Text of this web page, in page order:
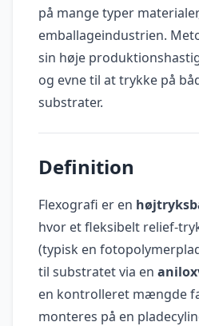
på mange typer
emballageindustrien.
sin høje
og evne til at trykke på
substrater.
Definition
Flexografi er en
hvor et fleksibelt relief-
(typisk en
til substratet via en
en kontrolleret mængde
monteres på en